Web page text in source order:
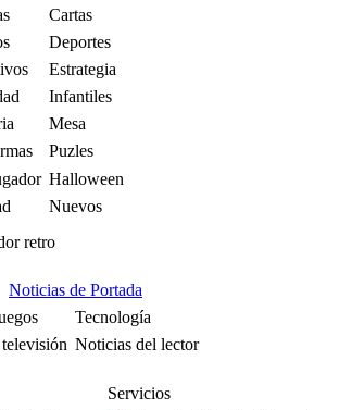
Cartas
Deportes
Estrategia
Infantiles
Mesa
Puzles
Halloween
Nuevos
retro
Noticias de Portada
Tecnología
Noticias del lector
Servicios